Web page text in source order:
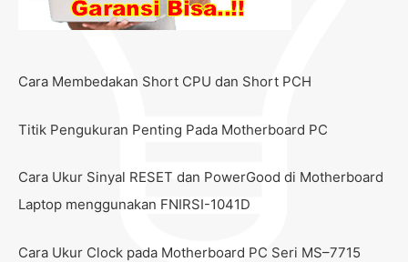
Cara Membedakan Short CPU dan Short PCH
Titik Pengukuran Penting Pada Motherboard PC
Cara Ukur Sinyal RESET dan PowerGood di Motherboard
Laptop menggunakan FNIRSI-1041D
Cara Ukur Clock pada Motherboard PC Seri MS–7715